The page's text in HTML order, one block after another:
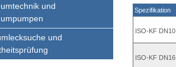
und
und
Spezifikation
ISO-KF DN10
ISO-KF DN16